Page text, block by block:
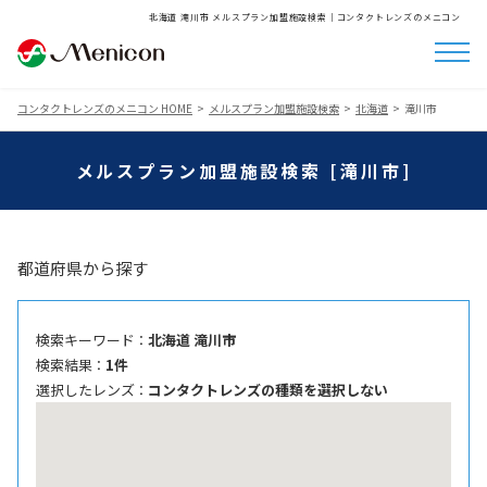
北海道 滝川市 メルスプラン加盟施設検索│コンタクトレンズのメニコン
コンタクトレンズのメニコン HOME メルスプラン加盟施設検索 北海道 滝川市
メルスプラン加盟施設検索 [滝川市]
都道府県から探す
検索キーワード ： 北海道 滝川市
検索結果 ： 1件
選択したレンズ ： コンタクトレンズの種類を選択しない